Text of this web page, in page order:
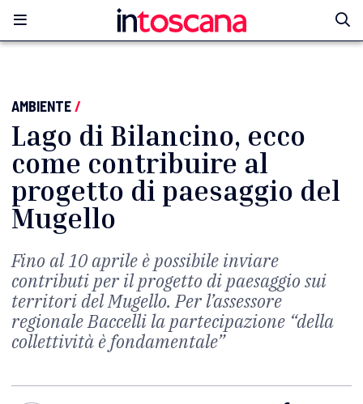
AMBIENTE/
Lago di Bilancino, ecco
come contribuire al
progetto di paesaggio del
Mugello
Fino al 10 aprile è possibile inviare
contributi per il progetto di paesaggio sui
territori del Mugello. Per l’assessore
regionale Baccelli la partecipazione “della
collettività è fondamentale”